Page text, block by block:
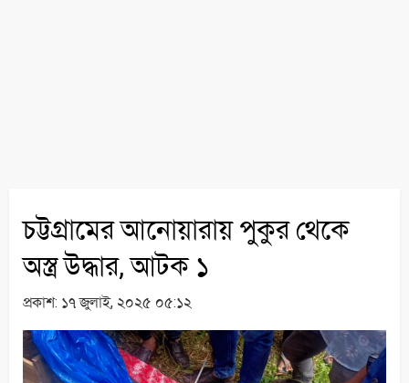
চট্টগ্রামের আনোয়ারায় পুকুর থেকে
অস্ত্র উদ্ধার, আটক ১
প্রকাশ: ১৭ জুলাই, ২০২৫ ০৫:১২